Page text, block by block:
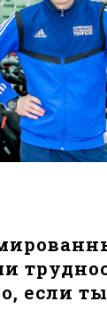
если ты